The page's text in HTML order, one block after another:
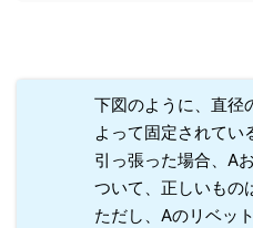
下図のように、直径
よって固定されてい
引っ張った場合、A
ついて、正しいもの
ただし、Aのリベッ